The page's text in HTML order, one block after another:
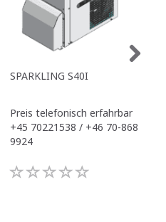
SPARKLING S40I
Preis telefonisch erfahrbar
+45 70221538 / +46 70-868
9924